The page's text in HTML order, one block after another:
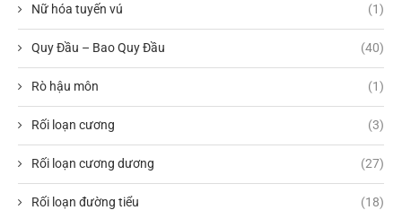
Nữ hóa tuyến vú (1)
Quy Đầu – Bao Quy Đầu (40)
Rò hậu môn (1)
Rối loạn cương (3)
Rối loạn cương dương (27)
Rối loạn đường tiểu (18)